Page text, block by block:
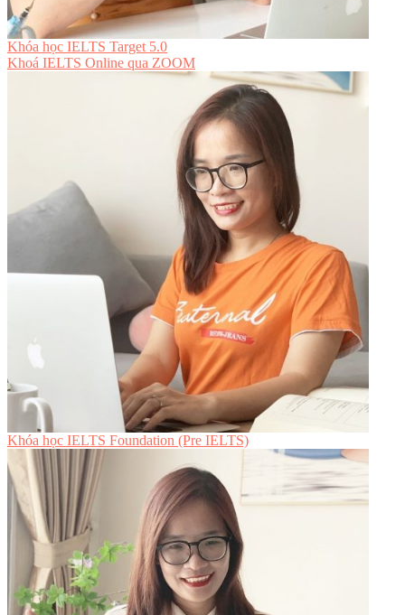
Khóa học IELTS Target 5.0
Khoá IELTS Online qua ZOOM
Khóa học IELTS Foundation (Pre IELTS)